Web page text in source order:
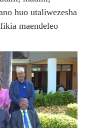
huo utaliwezesha
maendeleo